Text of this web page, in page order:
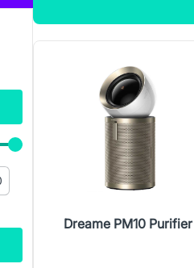
Dreame PM10 Purifier